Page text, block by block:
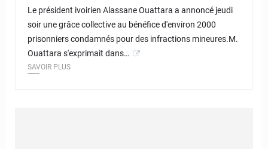
Le président ivoirien Alassane Ouattara a annoncé jeudi
soir une grâce collective au bénéfice d'environ 2000
prisonniers condamnés pour des infractions mineures.M.
Ouattara s'exprimait dans…
SAVOIR PLUS